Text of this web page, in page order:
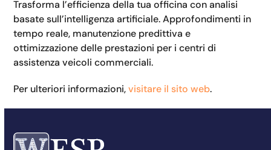
Trasforma l’efficienza della tua officina con analisi
basate sull’intelligenza artificiale. Approfondimenti in
tempo reale, manutenzione predittiva e
ottimizzazione delle prestazioni per i centri di
assistenza veicoli commerciali.
Per ulteriori informazioni,visitare il sito web.